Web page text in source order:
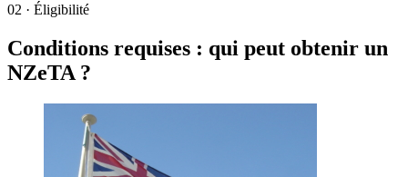
02 · Éligibilité
Conditions requises : qui peut obtenir un
NZeTA ?